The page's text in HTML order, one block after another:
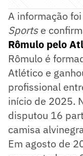
A informação
Sportse
Rômulo pelo
Rômulo é
Atlético e
profissional
início de 2025.
disputou 16
camisa
Em agosto de